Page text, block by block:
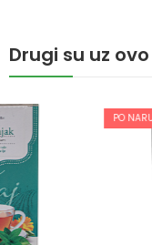
Drugi su uz
PO NARUDŽBI